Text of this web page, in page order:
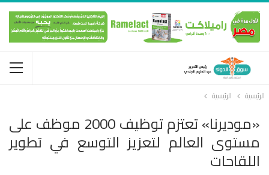
الرئيسية الرئيسية
«موديرنا» تعتزم توظيف 2000 موظف على
مستوى العالم لتعزيز التوسع في تطوير
اللقاحات